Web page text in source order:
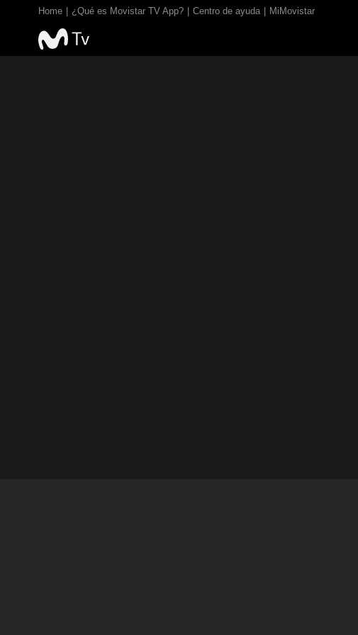
Home ¿Qué es Movistar TV App? Centro de ayuda MiMovistar